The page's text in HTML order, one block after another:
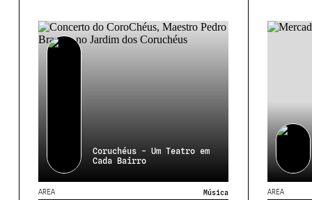
Coruchéus - Um Teatro em
Cada Bairro
AREA
Música
AREA